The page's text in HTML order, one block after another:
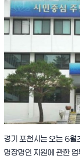
경기 포천시는 오는 6월
명장명인 지원에 관한